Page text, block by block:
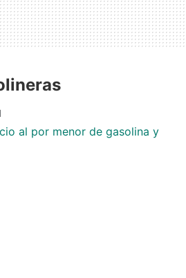
al por menor de gasolina y